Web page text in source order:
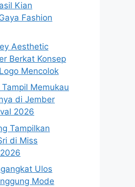
Kian
Fashion
Aesthetic
Berkat Konsep
Mencolok
Memukau
di Jember
2026
Tampilkan
di Miss
Ulos
Mode